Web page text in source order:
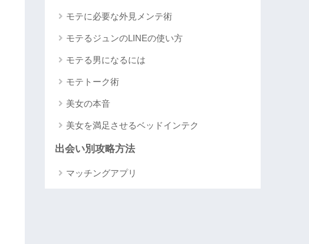
モテに必要な外見メンテ術
モテるジュンのLINEの使い方
モテる男になるには
モテトーク術
美女の本音
美女を満足させるベッドインテク
出会い別攻略方法
マッチングアプリ